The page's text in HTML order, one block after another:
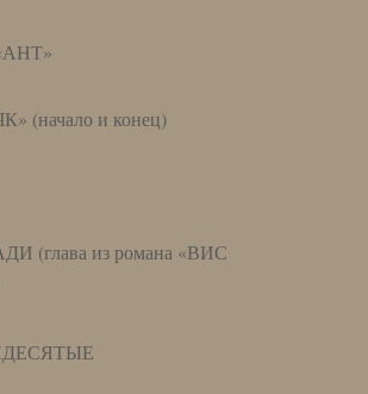
(начало и конец)
(глава из романа «ВИС